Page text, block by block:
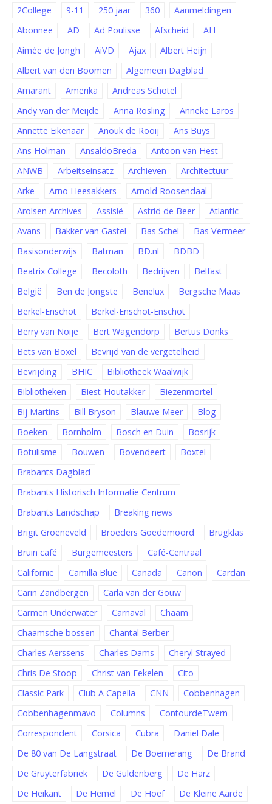
2College 9-11 250 jaar 360
Aanmeldingen
Abonnee
AD Ad Poulisse Afscheid
AH
Aimée de Jongh
AiVD Ajax
Albert Heijn
Albert van den Boomen
Algemeen Dagblad
Amarant
Amerika
Andreas Schotel
Andy van der Meijde
Anna Rosling
Anneke Laros
Annette Eikenaar
Anouk de Rooij
Ans Buys
Ans Holman
AnsaldoBreda
Antoon van Hest
ANWB
Arbeitseinsatz Archieven
Architectuur
Arke
Arno Heesakkers
Arnold Roosendaal
Arolsen Archives
Assisië Astrid de Beer
Atlantic
Avans
Bakker van Gastel Bas Schel
Bas Vermeer
Basisonderwijs
Batman BD.nl
BDBD
Beatrix College
Becoloth Bedrijven
Belfast
België
Ben de Jongste Benelux
Bergsche Maas
Berkel-Enschot
Berkel-Enschot-Enschot
Berry van Noije
Bert Wagendorp
Bertus Donks
Bets van Boxel
Bevrijd van de vergetelheid
Bevrijding
BHIC
Bibliotheek Waalwijk
Bibliotheken
Biest-Houtakker
Biezenmortel
Bij Martins
Bill Bryson Blauwe Meer
Blog
Boeken
Bornholm Bosch en Duin
Bosrijk
Botulisme
Bouwen Bovendeert
Boxtel
Brabants Dagblad
Brabants Historisch Informatie Centrum
Brabants Landschap
Breaking news
Brigit Groeneveld
Broeders Goedemoord
Brugklas
Bruin café
Burgemeesters
Café-Centraal
Californië
Camilla Blue Canada Canon
Cardan
Carin Zandbergen
Carla van der Gouw
Carmen Underwater
Carnaval
Chaam
Chaamsche bossen
Chantal Berber
Charles Aerssens
Charles Dams
Cheryl Strayed
Chris De Stoop
Christ van Eekelen
Cito
Classic Park
Club A Capella CNN
Cobbenhagen
Cobbenhagenmavo
Columns
ContourdeTwern
Correspondent
Corsica Cubra
Daniel Dale
De 80 van De Langstraat
De Boemerang
De Brand
De Gruyterfabriek
De Guldenberg
De Harz
De Heikant
De Hemel De Hoef
De Kleine Aarde